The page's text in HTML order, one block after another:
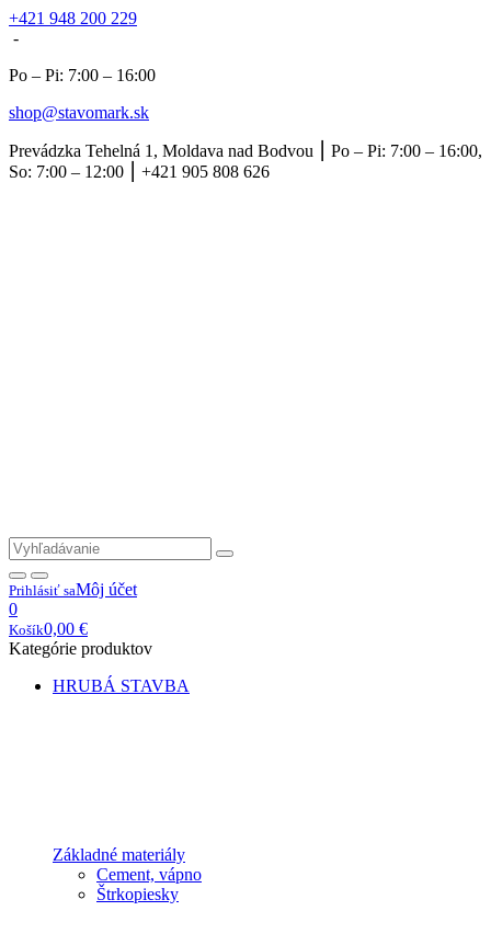
+421 948 200 229
-
Po – Pi: 7:00 – 16:00
shop@stavomark.sk
Prevádzka Tehelná 1, Moldava nad Bodvou ⎮ Po – Pi: 7:00 – 16:00,
So: 7:00 – 12:00 ⎮ +421 905 808 626
Prihlásiť saMôj účet
0
Košík0,00 €
Kategórie produktov
HRUBÁ STAVBA
Základné materiály
Cement, vápno
Štrkopiesky